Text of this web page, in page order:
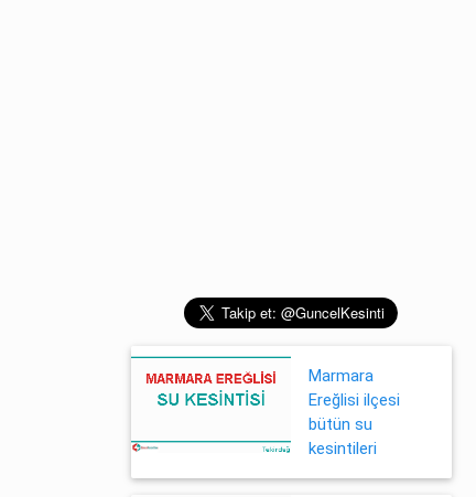
Marmara
Ereğlisi ilçesi
bütün su
kesintileri